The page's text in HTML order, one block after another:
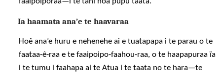
Ia haamata ana’e te haavaraa
Hoê ana’e huru e nehenehe ai e tuatapapa i te parau o te
faataa-ê-raa e te faaipoipo-faahou-raa, o te haapapuraa ïa
i te tumu i faahapa ai te Atua i te taata no te hara—te